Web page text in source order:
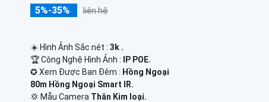
5%-35% liên hệ
☀️ Hình Ảnh Sắc nét : 3k .
🏆 Công Nghệ Hình Ảnh :
IP POE.
✪ Xem Được Ban Đêm : Hồng Ngoại
80m Hồng Ngoại Smart IR.
💢 Mẫu Camera Thân Kim loại.